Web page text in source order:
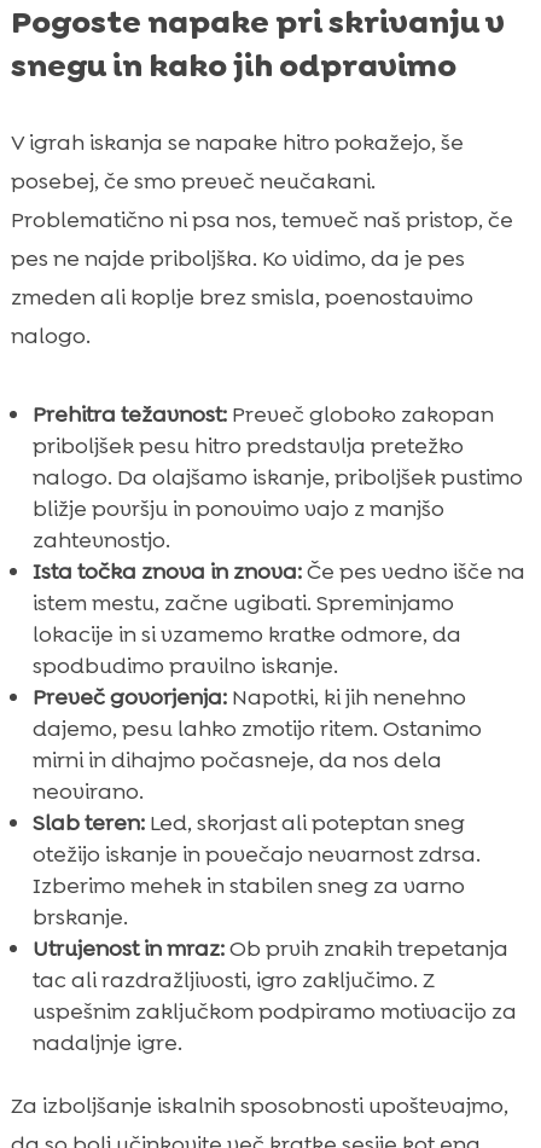
Pogoste napake pri skrivanju v
snegu in kako jih odpravimo
V igrah iskanja se napake hitro pokažejo, še
posebej, če smo preveč neučakani.
Problematično ni psa nos, temveč naš pristop, če
pes ne najde priboljška. Ko vidimo, da je pes
zmeden ali koplje brez smisla, poenostavimo
nalogo.
Prehitra težavnost:Preveč globoko zakopan
priboljšek pesu hitro predstavlja pretežko
nalogo. Da olajšamo iskanje, priboljšek pustimo
bližje površju in ponovimo vajo z manjšo
zahtevnostjo.
Ista točka znova in znova:Če pes vedno išče na
istem mestu, začne ugibati. Spreminjamo
lokacije in si vzamemo kratke odmore, da
spodbudimo pravilno iskanje.
Preveč govorjenja:Napotki, ki jih nenehno
dajemo, pesu lahko zmotijo ritem. Ostanimo
mirni in dihajmo počasneje, da nos dela
neovirano.
Slab teren:Led, skorjast ali poteptan sneg
otežijo iskanje in povečajo nevarnost zdrsa.
Izberimo mehek in stabilen sneg za varno
brskanje.
Utrujenost in mraz:Ob prvih znakih trepetanja
tac ali razdražljivosti, igro zaključimo. Z
uspešnim zaključkom podpiramo motivacijo za
nadaljnje igre.
Za izboljšanje iskalnih sposobnosti upoštevajmo,